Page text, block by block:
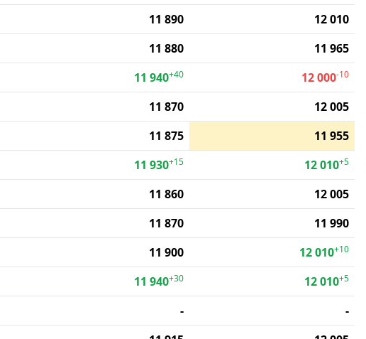
11 890
12 010
11 880
11 965
11 940+40 12 000-10
11 870
12 005
11 875
11 955
11 930+15 12 010+5
11 860
12 005
11 870
11 990
11 900 12 010+10
11 940+30 12 010+5
-
-